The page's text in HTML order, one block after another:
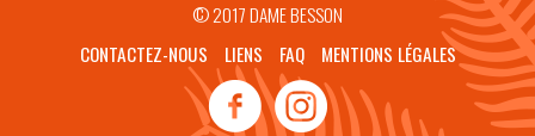
© 2017 DAME BESSON
CONTACTEZ-NOUS
LIENS FAQ MENTIONS LÉGALES